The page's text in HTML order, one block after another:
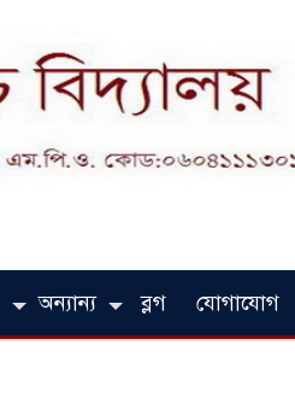
অন্যান্য ব্লগ যোগাযোগ